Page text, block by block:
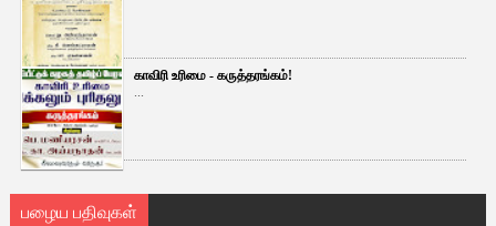
காவிரி உரிமை - கருத்தரங்கம்!
...
பழைய பதிவுகள்